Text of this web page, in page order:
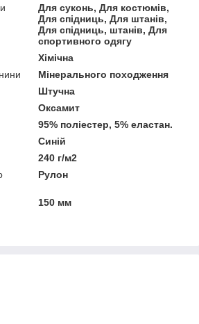
Для суконь, Для костюмів,
Для спідниць, Для штанів,
Для спідниць, штанів, Для
спортивного одягу
Хімічна
Мінерального походження
Штучна
Оксамит
95% поліестер, 5% еластан.
Синій
240 г/м2
Рулон
150 мм